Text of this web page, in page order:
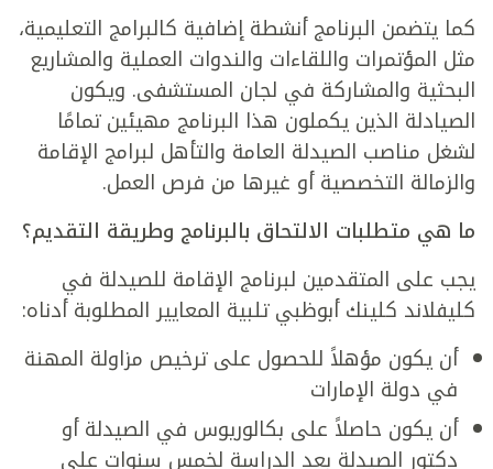
كما يتضمن البرنامج أنشطة إضافية كالبرامج التعليمية،
مثل المؤتمرات واللقاءات والندوات العملية والمشاريع
البحثية والمشاركة في لجان المستشفى. ويكون
الصيادلة الذين يكملون هذا البرنامج مهيئين تمامًا
لشغل مناصب الصيدلة العامة والتأهل لبرامج الإقامة
والزمالة التخصصية أو غيرها من فرص العمل.
ما هي متطلبات الالتحاق بالبرنامج وطريقة التقديم؟
يجب على المتقدمين لبرنامج الإقامة للصيدلة في
كليفلاند كلينك أبوظبي تلبية المعايير المطلوبة أدناه:
أن يكون مؤهلاً للحصول على ترخيص مزاولة المهنة
في دولة الإمارات
أن يكون حاصلاً على بكالوريوس في الصيدلة أو
دكتور الصيدلة بعد الدراسة لخمس سنوات على